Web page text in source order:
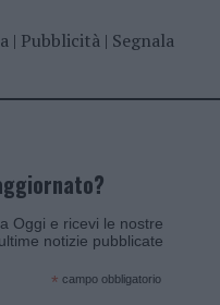
| Pubblicità| Segnala
Oggi e ricevi le nostre
notizie pubblicate
* campo obbligatorio